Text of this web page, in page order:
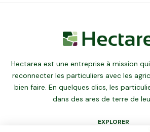
Hectarea est une entreprise à mission
reconnecter les particuliers avec les
bien faire. En quelques clics, les
dans des ares de terre de
EXPLORER